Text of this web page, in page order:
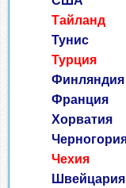
Тайланд
Тунис
Турция
Финляндия
Франция
Хорватия
Чехия
Швейцария